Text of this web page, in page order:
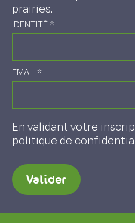
prairies.
IDENTITÉ*
EMAIL*
En validant votre
politique de
Valider